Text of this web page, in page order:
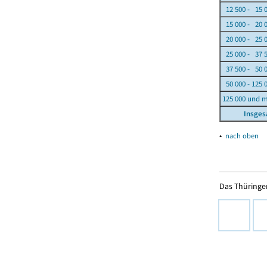
12 500 - 15
15 000 - 20
20 000 - 25
25 000 - 37
37 500 - 50
50 000 - 125
125 000 und
▴ nach oben
Das